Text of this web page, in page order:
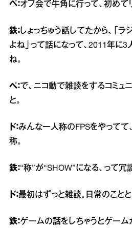
ペ：オフ会で牛角に行って、初めて
鉄：しょっちゅう話してたから、「
よね」って話になって、2011年に
ね。
ぺ： で、ニコ動で雑談をするコミュ
と。
ド：みんな一人称のFPSをやってて
称。
鉄：“称”が“SHOW”になる、って冗
ド：最初はずっと雑談。日常のことと
鉄：ゲームの話をしちゃうとゲー